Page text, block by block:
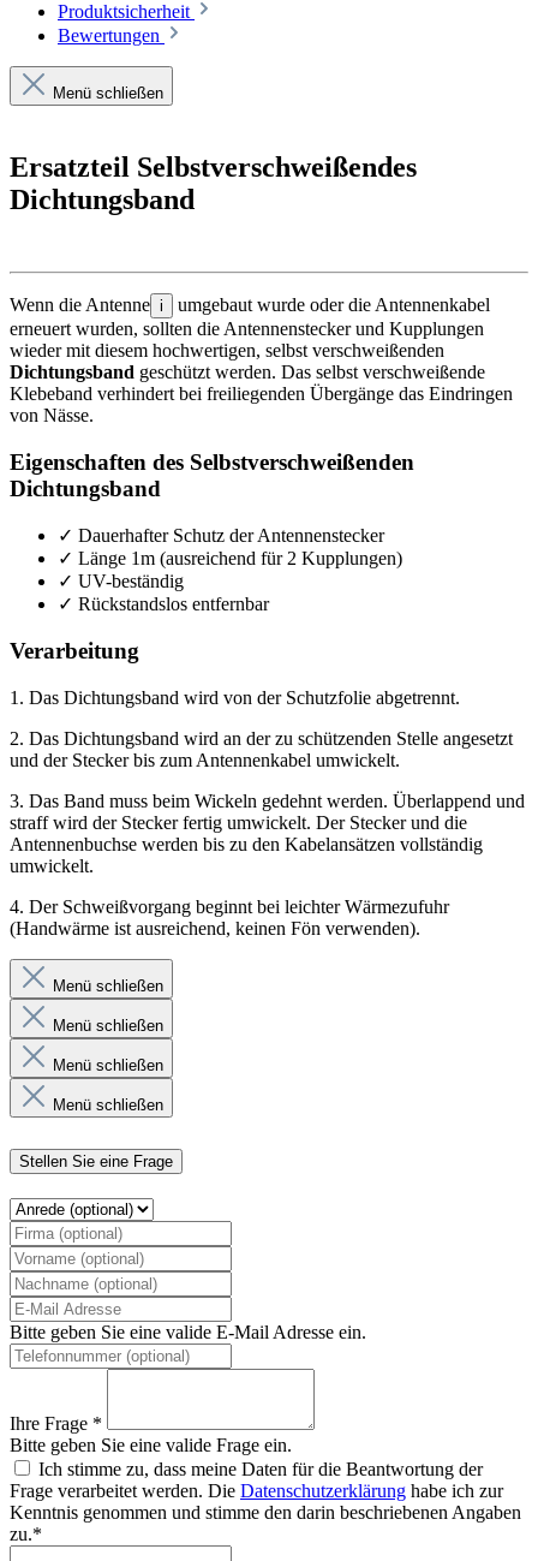
Produktsicherheit
Bewertungen
Menü schließen
Ersatzteil Selbstverschweißendes
Dichtungsband
Wenn die Antenne i
umgebaut wurde oder die Antennenkabel
erneuert wurden, sollten die Antennenstecker und Kupplungen
wieder mit diesem hochwertigen, selbst verschweißenden
Dichtungsband geschützt werden. Das selbst verschweißende
Klebeband verhindert bei freiliegenden Übergänge das Eindringen
von Nässe.
Eigenschaften des Selbstverschweißenden
Dichtungsband
✓ Dauerhafter Schutz der Antennenstecker
✓ Länge 1m (ausreichend für 2 Kupplungen)
✓ UV-beständig
✓ Rückstandslos entfernbar
Verarbeitung
1. Das Dichtungsband wird von der Schutzfolie abgetrennt.
2. Das Dichtungsband wird an der zu schützenden Stelle angesetzt
und der Stecker bis zum Antennenkabel umwickelt.
3. Das Band muss beim Wickeln gedehnt werden. Überlappend und
straff wird der Stecker fertig umwickelt. Der Stecker und die
Antennenbuchse werden bis zu den Kabelansätzen vollständig
umwickelt.
4. Der Schweißvorgang beginnt bei leichter Wärmezufuhr
(Handwärme ist ausreichend, keinen Fön verwenden).
Menü schließen
Menü schließen
Menü schließen
Menü schließen
Stellen Sie eine Frage
Bitte geben Sie eine valide E-Mail Adresse ein.
Ihre Frage *
Bitte geben Sie eine valide Frage ein.
Ich stimme zu, dass meine Daten für die Beantwortung der
Frage verarbeitet werden. Die Datenschutzerklärung habe ich zur
Kenntnis genommen und stimme den darin beschriebenen Angaben
zu.*